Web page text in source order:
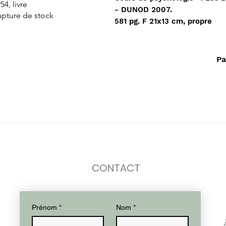
- DUNOD 2007.
581 pg. F 21x13 cm, propre
livre
de stock
Rupture de stock
de L'islam
Rupture de stock
CONTACT
Prénom * Nom *